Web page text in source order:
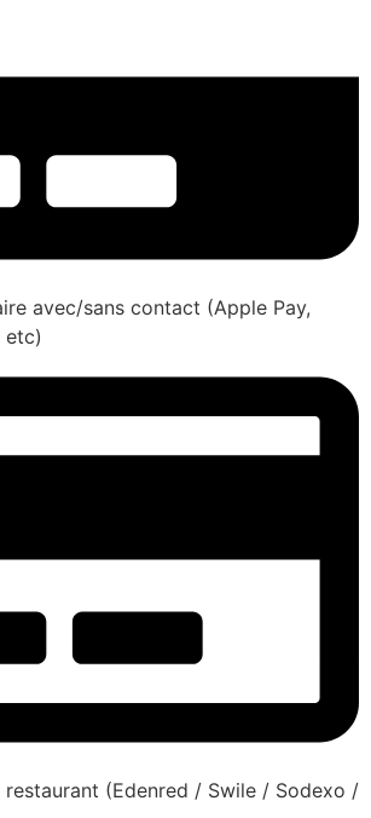
avec/sans contact (Apple Pay,
etc)
(Edenred / Swile / Sodexo /